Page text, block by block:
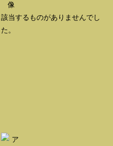
該当するものがありませんでし
た。